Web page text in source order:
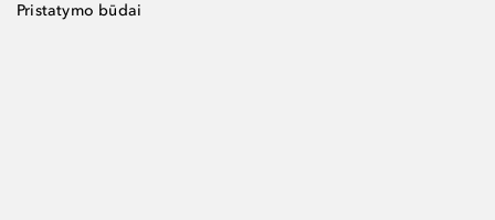
Pristatymo būdai